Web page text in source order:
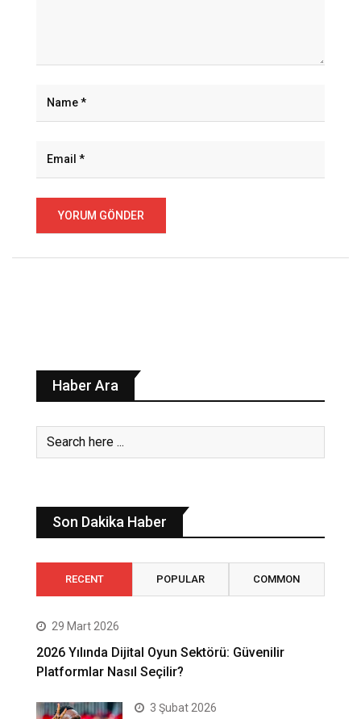
Haber Ara
Son Dakika Haber
RECENT POPULAR COMMON
29 Mart 2026
2026 Yılında Dijital Oyun Sektörü: Güvenilir
Platformlar Nasıl Seçilir?
3 Şubat 2026